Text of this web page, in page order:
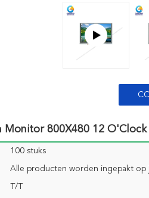
Monitor 800X480 12
100 stuks
T/T